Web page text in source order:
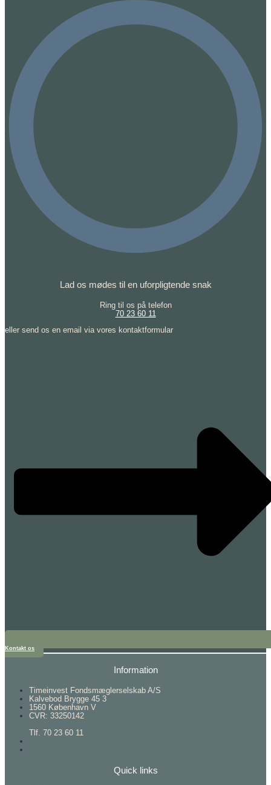
Lad os mødes til en uforpligtende snak
Ring til os på telefon
70 23 60 11
eller send os en email via vores kontaktformular
Kontakt os
Information
Timeinvest Fondsmæglerselskab A/S
Kalvebod Brygge 45 3
1560 København V
CVR: 33250142
Tlf. 70 23 60 11
Quick links